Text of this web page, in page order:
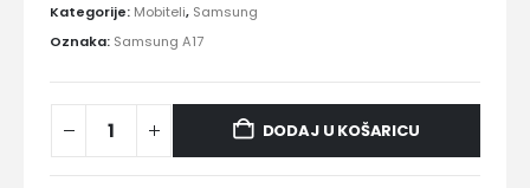
Kategorije: Mobiteli, Samsung
Oznaka: Samsung A17
DODAJ U KOŠARICU